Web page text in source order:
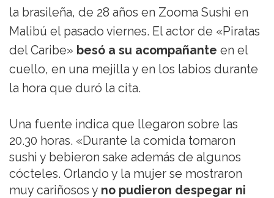
la brasileña, de 28 años en Zooma Sushi en
Malibú el pasado viernes. El actor de «Piratas
del Caribe» besó a su acompañante en el
cuello, en una mejilla y en los labios durante
la hora que duró la cita.
Una fuente indica que llegaron sobre las
20.30 horas. «Durante la comida tomaron
sushi y bebieron sake además de algunos
cócteles. Orlando y la mujer se mostraron
muy cariñosos y no pudieron despegar ni